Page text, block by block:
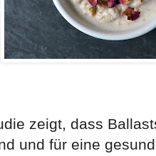
zeigt, dass
und für eine